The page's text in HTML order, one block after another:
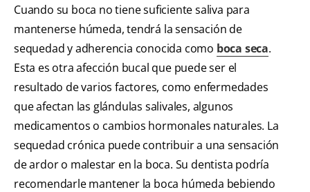
Cuando su boca no tiene suficiente saliva para
mantenerse húmeda, tendrá la sensación de
sequedad y adherencia conocida como boca seca.
Esta es otra afección bucal que puede ser el
resultado de varios factores, como enfermedades
que afectan las glándulas salivales, algunos
medicamentos o cambios hormonales naturales. La
sequedad crónica puede contribuir a una sensación
de ardor o malestar en la boca. Su dentista podría
recomendarle mantener la boca húmeda bebiendo